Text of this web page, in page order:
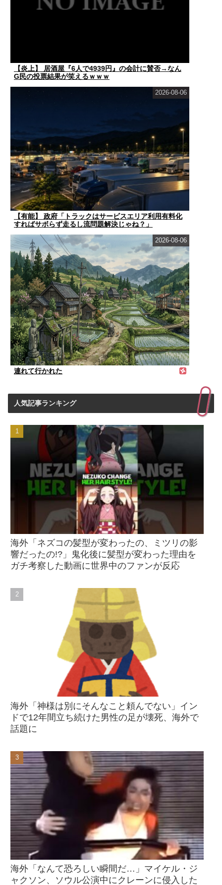
【炎上】 居酒屋『6人で4939円』の会計に賛否→なん
G民の投票結果が笑えるｗｗｗ
【有能】 政府「トラックはサービスエリア利用有料化
すればサボらず走るし流問題解決じゃね？」
2026-08-06
連れて行かれた
2026-08-06
人気記事ランキング
海外「ネズコの髪型が変わったの、ミツリの影
響だったの!?」鬼化後に髪型が変わった理由を
ガチ考察した動画に世界中のファンが反応
海外「神様は別にそんなこと頼んでない」イン
ドで12年間立ち続けた男性の足が壊死、海外で
話題に
海外「なんて恐ろしい瞬間だ…」マイケル・ジ
ャクソン、ソウル公演中にクレーンに侵入した